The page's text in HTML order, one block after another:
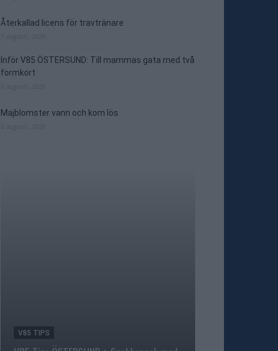
Återkallad licens för travtränare
Inför V85 ÖSTERSUND: Till mammas gata med två
formkort
Majblomster vann och kom lös
V85 TIPS